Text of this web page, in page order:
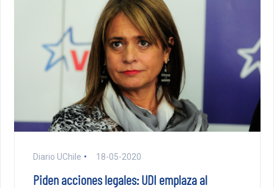
Diario UChile 18-05-2020
Piden acciones legales: UDI emplaza al